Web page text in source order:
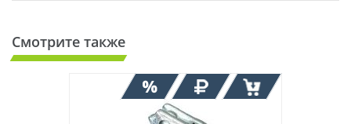
Смотрите также